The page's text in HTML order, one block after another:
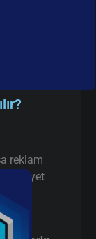
reklam
faaliyet